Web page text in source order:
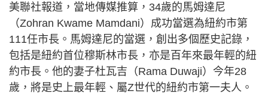
美聯社報道，當地傳媒推算，34歲的馬姆達尼
（Zohran Kwame Mamdani）成功當選為紐約市第
111任市長。馬姆達尼的當選，創出多個歷史記錄，
包括是紐約首位穆斯林市長，亦是百年來最年輕的紐
約市長。他的妻子杜瓦吉（Rama Duwaji）今年28
歲，將是史上最年輕、屬Z世代的紐約市第一夫人。